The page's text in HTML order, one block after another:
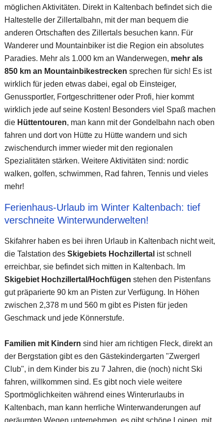
möglichen Aktivitäten. Direkt in Kaltenbach befindet sich die
Haltestelle der Zillertalbahn, mit der man bequem die
anderen Ortschaften des Zillertals besuchen kann. Für
Wanderer und Mountainbiker ist die Region ein absolutes
Paradies. Mehr als 1.000 km an Wanderwegen, mehr als
850 km an Mountainbikestrecken sprechen für sich! Es ist
wirklich für jeden etwas dabei, egal ob Einsteiger,
Genussportler, Fortgeschrittener oder Profi, hier kommt
wirklich jede auf seine Kosten! Besonders viel Spaß machen
die Hüttentouren, man kann mit der Gondelbahn nach oben
fahren und dort von Hütte zu Hütte wandern und sich
zwischendurch immer wieder mit den regionalen
Spezialitäten stärken. Weitere Aktivitäten sind: nordic
walken, golfen, schwimmen, Rad fahren, Tennis und vieles
mehr!
Ferienhaus-Urlaub im Winter Kaltenbach: tief
verschneite Winterwunderwelten!
Skifahrer haben es bei ihren Urlaub in Kaltenbach nicht weit,
die Talstation des Skigebiets Hochzillertal ist schnell
erreichbar, sie befindet sich mitten in Kaltenbach. Im
Skigebiet Hochzillertal/Hochfügen stehen den Pistenfans
gut präparierte 90 km an Pisten zur Verfügung. In Höhen
zwischen 2,378 m und 560 m gibt es Pisten für jeden
Geschmack und jede Könnerstufe.
Familien mit Kindern sind hier am richtigen Fleck, direkt an
der Bergstation gibt es den Gästekindergarten "Zwergerl
Club", in dem Kinder bis zu 7 Jahren, die (noch) nicht Ski
fahren, willkommen sind. Es gibt noch viele weitere
Sportmöglichkeiten während eines Winterurlaubs in
Kaltenbach, man kann herrliche Winterwanderungen auf
geräumten Wegen unternehmen, es gibt schöne Loipen, mit